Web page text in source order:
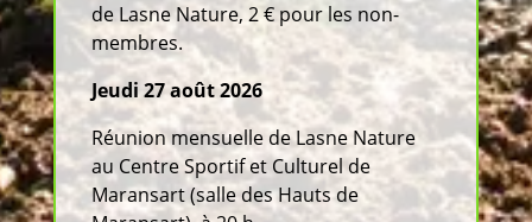
de Lasne Nature, 2 € pour les non-
membres.
Jeudi 27 août 2026
Réunion mensuelle de Lasne Nature
au Centre Sportif et Culturel de
Maransart (salle des Hauts de